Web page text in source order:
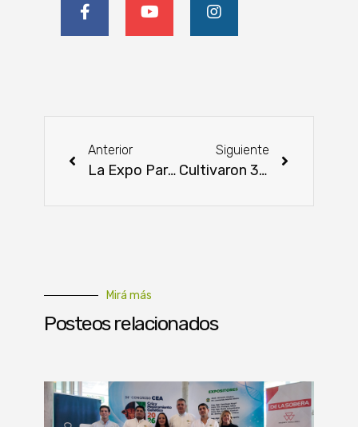
Anterior
La Expo Paraguay Brasil llega para fortalecer el comercio entre ambos países
Siguiente
Cultivaron 300 plantines por el Día Nacional del Árbol
Mirá más
Posteos relacionados